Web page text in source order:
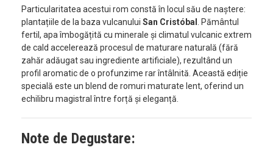
Particularitatea acestui rom constă în locul său de naștere:
plantațiile de la baza vulcanului San Cristóbal . Pământul
fertil, apa îmbogățită cu minerale și climatul vulcanic extrem
de cald accelerează procesul de maturare naturală (fără
zahăr adăugat sau ingrediente artificiale), rezultând un
profil aromatic de o profunzime rar întâlnită. Această ediție
specială este un blend de romuri maturate lent, oferind un
echilibru magistral între forță și eleganță.
Note de Degustare: